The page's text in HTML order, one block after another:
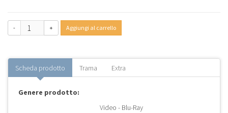
- + Aggiungi al carrello
Scheda prodotto Trama Extra
Genere prodotto:
Video - Blu-Ray